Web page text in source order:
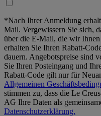
*Nach Ihrer Anmeldung
Mail. Vergewissern Sie sich,
über die E-Mail, die wir Ihnen
erhalten Sie Ihren Rabatt-
dauern. Angebotspreise sind
Sie Ihren Posteingang und
Rabatt-Code gilt nur für
Allgemeinen
stimmen zu, dass die Le
AG Ihre Daten als
Datenschutzerklärung.